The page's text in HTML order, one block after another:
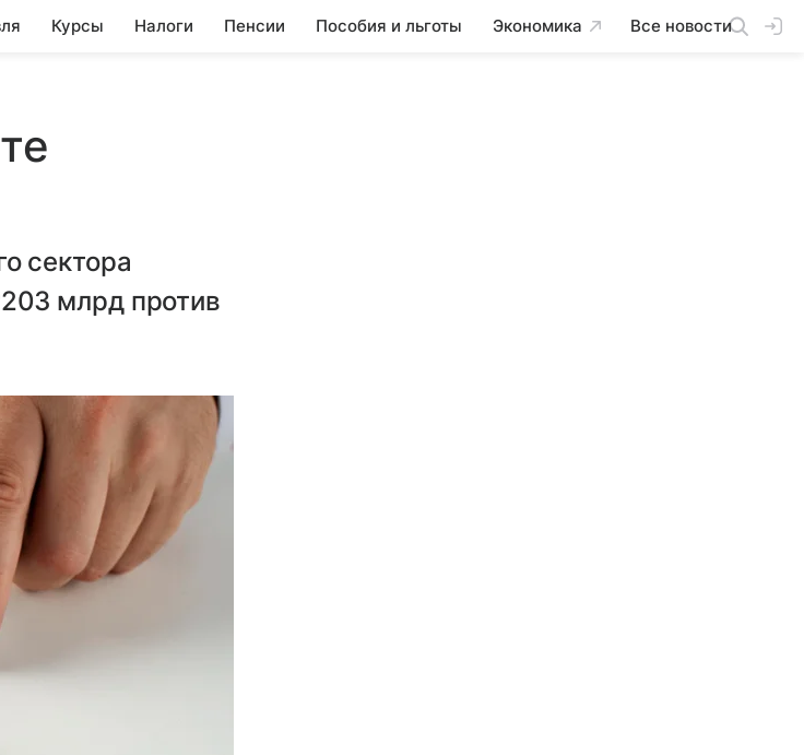
Курсы Налоги Пенсии Пособия и льготы Экономика Все новости
сектора
млрд против